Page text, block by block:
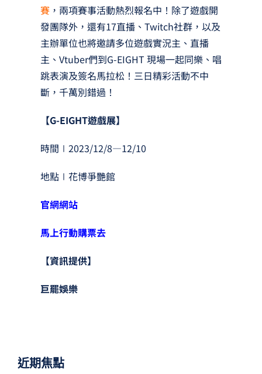
賽，兩項賽事活動熱烈報名中！除了遊戲開
發團隊外，還有17直播、Twitch社群，以及
主辦單位也將邀請多位遊戲實況主、直播
主、Vtuber們到G-EIGHT 現場一起同樂、唱
跳表演及簽名馬拉松！三日精彩活動不中
斷，千萬別錯過！
【G-EIGHT遊戲展】
時間∣2023/12/8—12/10
地點∣花博爭艷館
官網網站
馬上行動購票去
【資訊提供】
巨罷娛樂
近期焦點